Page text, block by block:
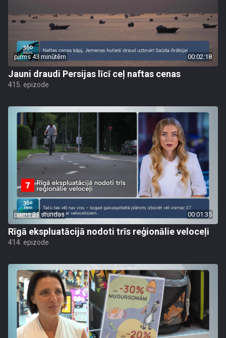
pirms 43 minūtēm 00:02:18
Jauni draudi Persijas līcī ceļ naftas cenas
415. epizode
pirms 21 stundas 00:01:35
Rīgā ekspluatācijā nodoti trīs reģionālie veloceļi
414. epizode